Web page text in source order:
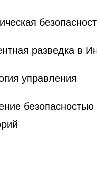
разведка в
управления
безопасностью